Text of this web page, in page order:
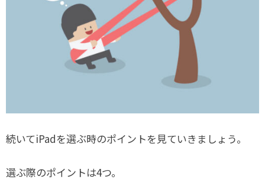
続いてiPadを選ぶ時のポイントを見ていきましょう。
選ぶ際のポイントは4つ。